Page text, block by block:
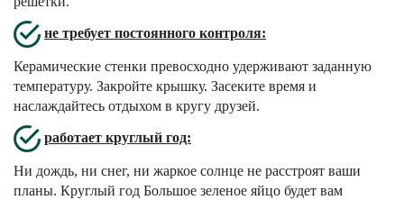
не требует постоянного контроля:
Керамические стенки превосходно удерживают заданную
температуру. Закройте крышку. Засеките время и
наслаждайтесь отдыхом в кругу друзей.
работает круглый год:
Ни дождь, ни снег, ни жаркое солнце не расстроят ваши
планы. Круглый год Большое зеленое яйцо будет вам